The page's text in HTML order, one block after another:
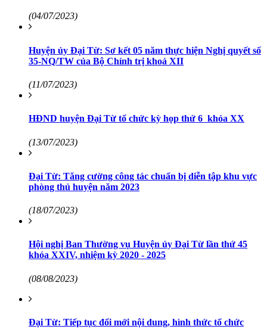
(04/07/2023)
Huyện ủy Đại Từ: Sơ kết 05 năm thực hiện Nghị quyết số
35-NQ/TW của Bộ Chính trị khoá XII
(11/07/2023)
HĐND huyện Đại Từ tổ chức kỳ họp thứ 6 khóa XX
(13/07/2023)
Đại Từ: Tăng cường công tác chuẩn bị diễn tập khu vực
phòng thủ huyện năm 2023
(18/07/2023)
Hội nghị Ban Thường vụ Huyện ủy Đại Từ lần thứ 45
khóa XXIV, nhiệm kỳ 2020 - 2025
(08/08/2023)
Đại Từ: Tiếp tục đổi mới nội dung, hình thức tổ chức